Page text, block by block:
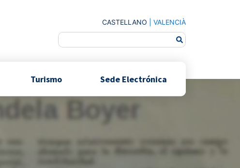
CASTELLANO VALENCIÀ
Turismo Sede Electrónica